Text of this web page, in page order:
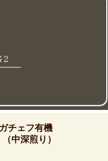
チェフ有機
り）